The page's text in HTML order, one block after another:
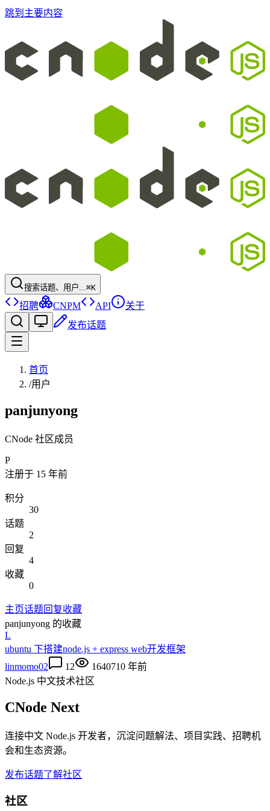
跳到主要内容
搜索话题、用户...⌘K
招聘 CNPM API
关于
发布话题
首页
/用户
panjunyong
CNode 社区成员
P
注册于 15 年前
积分
30
话题
2
回复
4
收藏
0
主页话题回复收藏
panjunyong 的收藏
L
ubuntu 下搭建node.js + express web开发框架
linmomo02
12 1640710 年前
Node.js 中文技术社区
CNode Next
连接中文 Node.js 开发者，沉淀问题解法、项目实践、招聘机
会和生态资源。
发布话题了解社区
社区